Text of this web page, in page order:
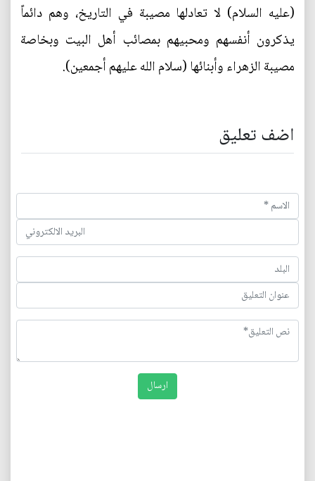
(عليه السلام) لا تعادلها مصيبة في التاريخ، وهم دائماً
يذكرون أنفسهم ومحبيهم بمصائب أهل البيت وبخاصة
مصيبة الزهراء وأبنائها (سلام الله عليهم أجمعين).
اضف تعليق